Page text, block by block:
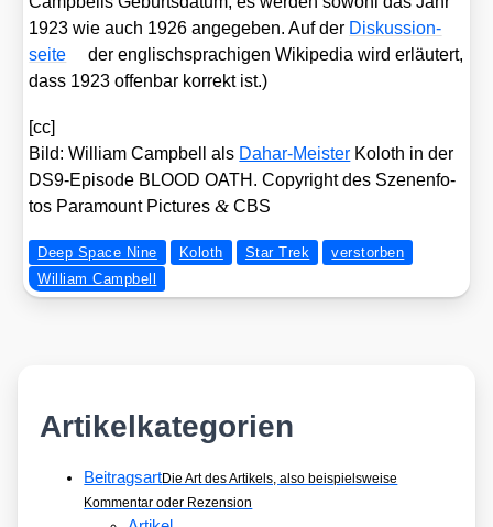
1923 wie auch 1926 ange­ge­ben. Auf der Dis­kus­si­on­
sei­te
der eng­lisch­spra­chi­gen Wiki­pe­dia wird erläu­tert,
dass 1923 offen­bar kor­rekt ist.)
[cc]
Bild: Wil­liam Camp­bell als Dahar-Meis­ter Koloth in der
DS9-Epi­so­de BLOOD OATH. Copy­right des Sze­nen­fo­
tos Para­mount Pic­tures& CBS
Deep Space Nine Koloth Star Trek
verstorben
William Campbell
Artikelkategorien
BeitragsartDie Art des Artikels, also beispielsweise
Kommentar oder Rezension